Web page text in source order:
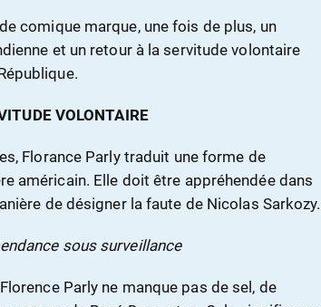
comique marque, une fois de plus, un
et un retour à la servitude volontaire
VOLONTAIRE
Florance Parly traduit une forme de
américain. Elle doit être appréhendée dans
de désigner la faute de Nicolas Sarkozy.
sous surveillance
Parly ne manque pas de sel, de